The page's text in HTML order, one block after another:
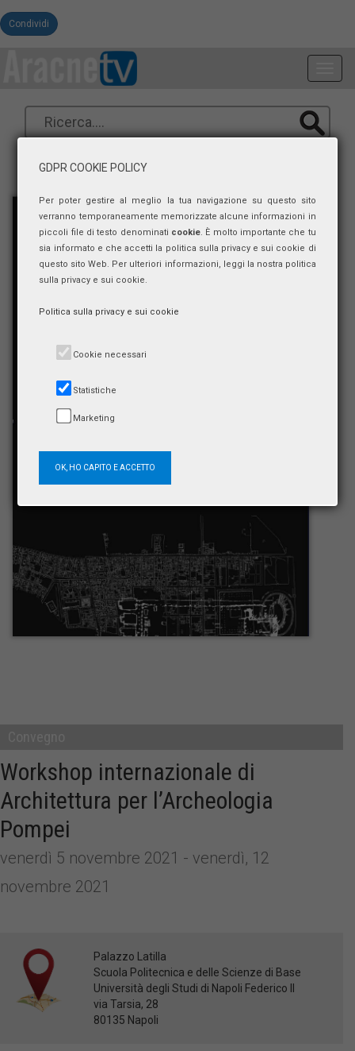
Condividi
Workshop internazionale di
Architettura per l’Archeologia
Pompei
venerdì 5 novembre 2021 - venerdì, 12
novembre 2021
Palazzo Latilla
Scuola Politecnica e delle Scienze di Base
Università degli Studi di Napoli Federico II
via Tarsia, 28
80135 Napoli
GDPR COOKIE POLICY
Per poter gestire al meglio la tua navigazione su questo sito
verranno temporaneamente memorizzate alcune informazioni in
piccoli file di testo denominati cookie. È molto importante che tu
sia informato e che accetti la politica sulla privacy e sui cookie di
questo sito Web. Per ulteriori informazioni, leggi la nostra politica
sulla privacy e sui cookie.
Politica sulla privacy e sui cookie
Cookie necessari
Statistiche
Marketing
OK, HO CAPITO E ACCETTO